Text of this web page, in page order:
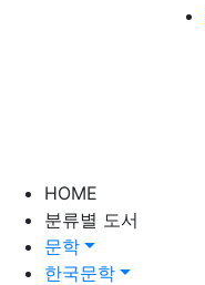
HOME
분류별 도서
문학
한국문학